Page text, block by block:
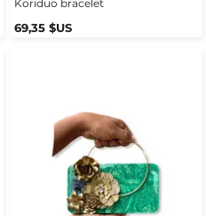
Koriduo bracelet
69,35 $US